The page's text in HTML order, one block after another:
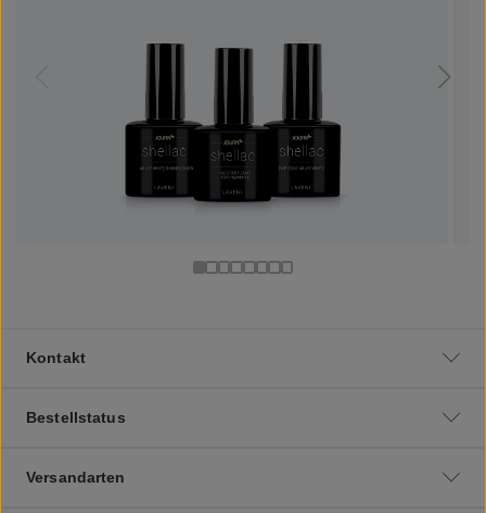
Kontakt
Bestellstatus
Versandarten